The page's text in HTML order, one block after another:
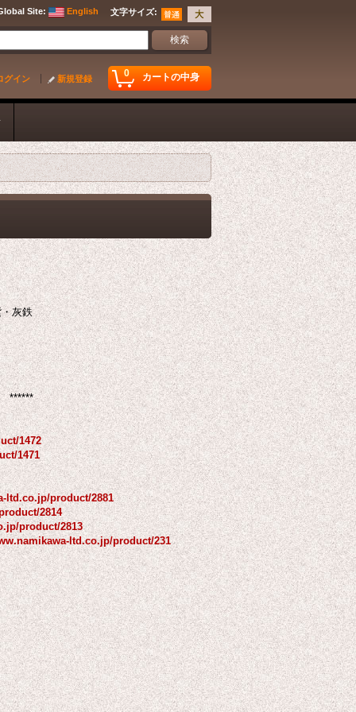
文字サイズ:
Site: English
0 カートの中身
グイン 新規登録
灰鉄
******
1472
1471
ltd.co.jp/product/2881
2814
product/2813
ltd.co.jp/product/231